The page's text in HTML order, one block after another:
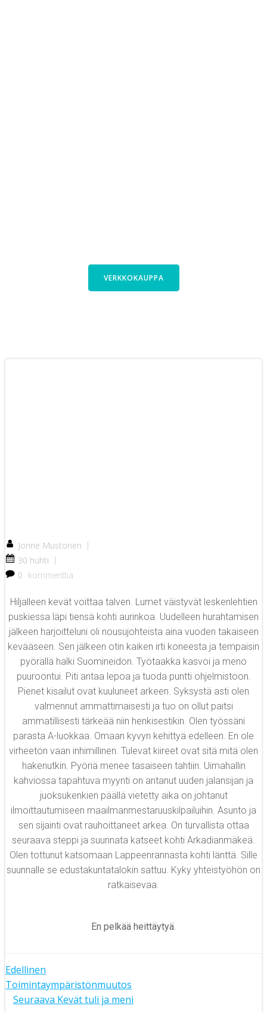
VERKKOKAUPPA
Jonne Mustonen
30 huhti
0
kommenttia
Hiljalleen kevät voittaa talven. Lumet väistyvät leskenlehtien
puskiessa läpi tiensä kohti aurinkoa. Uudelleen hurahtamisen
jälkeen harjoitteluni oli nousujohteista aina vuoden takaiseen
kevääseen. Sen jälkeen otin kaiken irti koneesta ja tempaisin
pyörällä halki Suomineidon. Työtaakka kasvoi ja meno
puuroontui. Piti antaa lepoa ja tuoda puntti ohjelmistoon.
Pienet kisailut ovat kuuluneet arkeen. Syksystä asti olen
valmennut ammattimaisesti ja tuo on ollut paitsi
ammatillisesti tärkeää niin henkisestikin. Olen työssäni
parasta A-luokkaa. Omaan kyvyn kehittyä edelleen. En ole
virheetön vaan inhimillinen. Tulevat kiireet ovat sitä mitä olen
hakenutkin. Pyöriä menee tasaiseen tahtiin. Uimahallin
kahviossa tapahtuva myynti on antanut uuden jalansijan ja
juoksukenkien päällä vietetty aika on johtanut
ilmoittautumiseen maailmanmestaruuskilpailuihin. Asunto ja
sen sijainti ovat rauhoittaneet arkea. On turvallista ottaa
seuraava steppi ja suunnata katseet kohti Arkadianmäkeä.
Olen tottunut katsomaan Lappeenrannasta kohti länttä. Sille
suunnalle se edustakuntatalokin sattuu. Kyky yhteistyöhön on
ratkaisevaa.
En pelkää heittäytyä.
Artikkelien
Edellinen
Toimintaympäristönmuutos
Seuraava Kevät tuli ja meni